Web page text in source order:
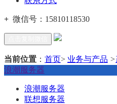
+ 微信号： 15810118530
当前位置 ： 首页> 业务与产品 >
浪潮服务器
浪潮服务器
联想服务器